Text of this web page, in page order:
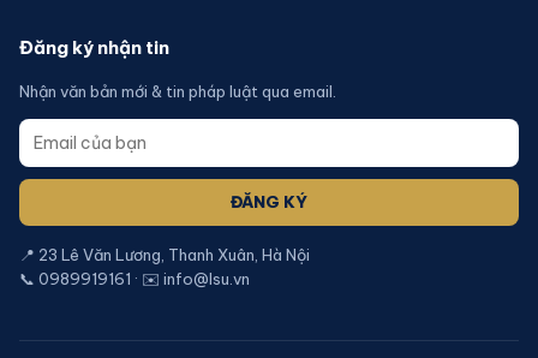
Đăng ký nhận tin
Nhận văn bản mới & tin pháp luật qua email.
ĐĂNG KÝ
📍 23 Lê Văn Lương, Thanh Xuân, Hà Nội
📞 0989919161 · ✉️ info@lsu.vn